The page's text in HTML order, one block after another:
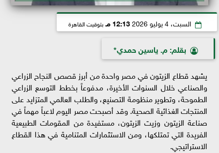
السبت، 4 يوليو 2026 12:13 مـ بتوقيت القاهرة
بقلم: م. ياسين حمدي*
يشهد قطاع الزيتون في مصر واحدة من أبرز قصص النجاح الزراعي
والصناعي خلال السنوات الأخيرة، مدفوعاً بخطط التوسع الزراعي
الطموحة، وتطوير منظومة التصنيع، والطلب العالمي المتزايد على
المنتجات الغذائية الصحية. وقد أصبحت مصر اليوم لاعباً مهماً في
صناعة الزيتون وزيت الزيتون، مستفيدة من المقومات الطبيعية
الفريدة التي تمتلكها، ومن الاستثمارات المتنامية في هذا القطاع
الاستراتيجي.